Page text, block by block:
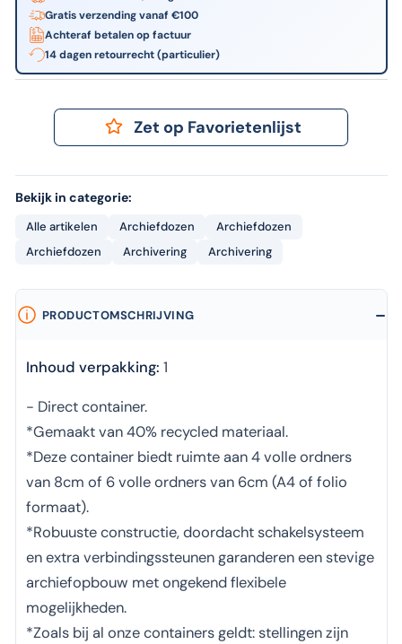
Gratis verzending vanaf €100
Achteraf betalen op factuur
14 dagen retourrecht (particulier)
Zet op Favorietenlijst
Bekijk in categorie:
Alle artikelen Archiefdozen
Archiefdozen
Archiefdozen
Archivering Archivering
PRODUCTOMSCHRIJVING
Inhoud verpakking: 1
- Direct container.
*Gemaakt van 40% recycled materiaal.
*Deze container biedt ruimte aan 4 volle ordners
van 8cm of 6 volle ordners van 6cm (A4 of folio
formaat).
*Robuuste constructie, doordacht schakelsysteem
en extra verbindingssteunen garanderen een stevige
archiefopbouw met ongekend flexibele
mogelijkheden.
*Zoals bij al onze containers geldt: stellingen zijn